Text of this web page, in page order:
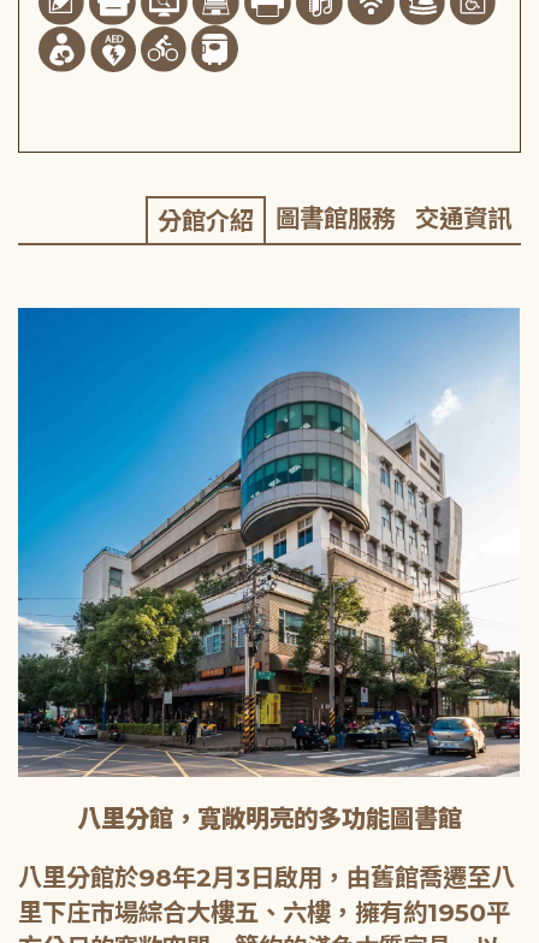
分館介紹 圖書館服務 交通資訊
八里分館，寬敞明亮的多功能圖書館
八里分館於98年2月3日啟用，由舊館喬遷至八
里下庄市場綜合大樓五、六樓，擁有約1950平